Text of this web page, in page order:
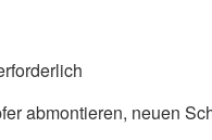
abmontieren, neuen